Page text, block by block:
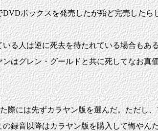
ボックスを発売したが殆ど完売したら
人は逆に死去を待たれている場合もあ
はグレン・グールドと共に死してなお真
には先ずカラヤン版を選んだ。ただし
録音以降はカラヤン版を購入して悔やん